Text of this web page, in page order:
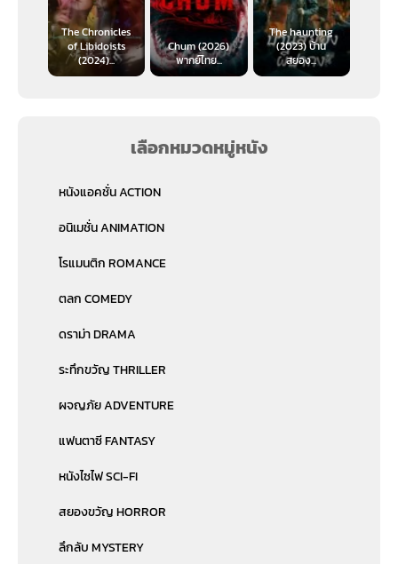
The Chronicles
of Libidoists
(2024)...
Chum (2026)
พากย์ไทย...
The haunting
(2023) บ้าน
สยอง...
เลือกหมวดหมู่หนัง
หนังแอคชั่น ACTION
อนิเมชั่น ANIMATION
โรแมนติก ROMANCE
ตลก COMEDY
ดราม่า DRAMA
ระทึกขวัญ THRILLER
ผจญภัย ADVENTURE
แฟนตาซี FANTASY
หนังไซไฟ SCI-FI
สยองขวัญ HORROR
ลึกลับ MYSTERY